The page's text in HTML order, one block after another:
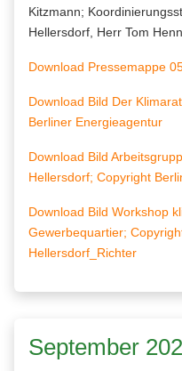
Kitzmann;
Hellersdorf, Herr Tom
Download Pressemappe
Download Bild Der
Berliner Energieagentur
Download Bild
Hellersdorf; Copyright
Download Bild Workshop
Gewerbequartier;
Hellersdorf_Richter
September